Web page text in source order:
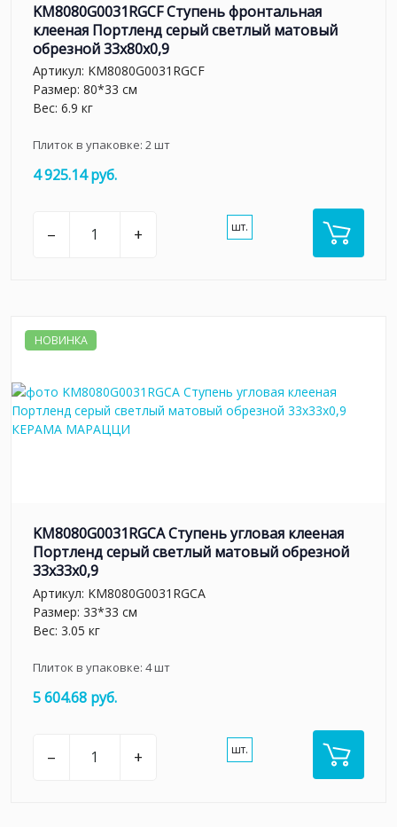
KM8080G0031RGCF Ступень фронтальная
клееная Портленд серый светлый матовый
обрезной 33x80x0,9
Артикул: KM8080G0031RGCF
Размер: 80*33 см
Вес: 6.9 кг
Плиток в упаковке: 2шт
4 925.14 руб.
– + шт.
НОВИНКА
KM8080G0031RGCA Ступень угловая клееная
Портленд серый светлый матовый обрезной
33x33x0,9
Артикул: KM8080G0031RGCA
Размер: 33*33 см
Вес: 3.05 кг
Плиток в упаковке: 4шт
5 604.68 руб.
– + шт.